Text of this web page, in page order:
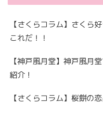
【さくらコラム】さくら
これだ！！
【神戸風月堂】神戸風月
紹介！
【さくらコラム】桜餅の